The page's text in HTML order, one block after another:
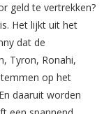
geld te vertrekken?
Het lijkt uit het
dat de
Tyron, Ronahi,
op het
daaruit worden